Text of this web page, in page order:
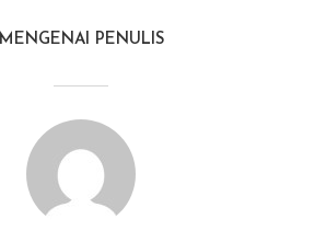
MENGENAI PENULIS